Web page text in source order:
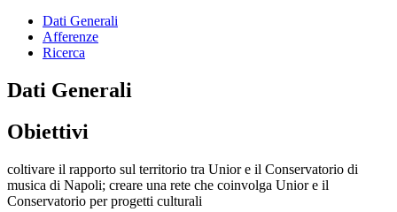
Dati Generali
Afferenze
Ricerca
Dati Generali
Obiettivi
coltivare il rapporto sul territorio tra Unior e il Conservatorio di
musica di Napoli; creare una rete che coinvolga Unior e il
Conservatorio per progetti culturali